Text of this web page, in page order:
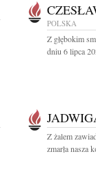
POLSKA
Z głębokim
dniu 6 lipca
Z żalem
zmarła nasza